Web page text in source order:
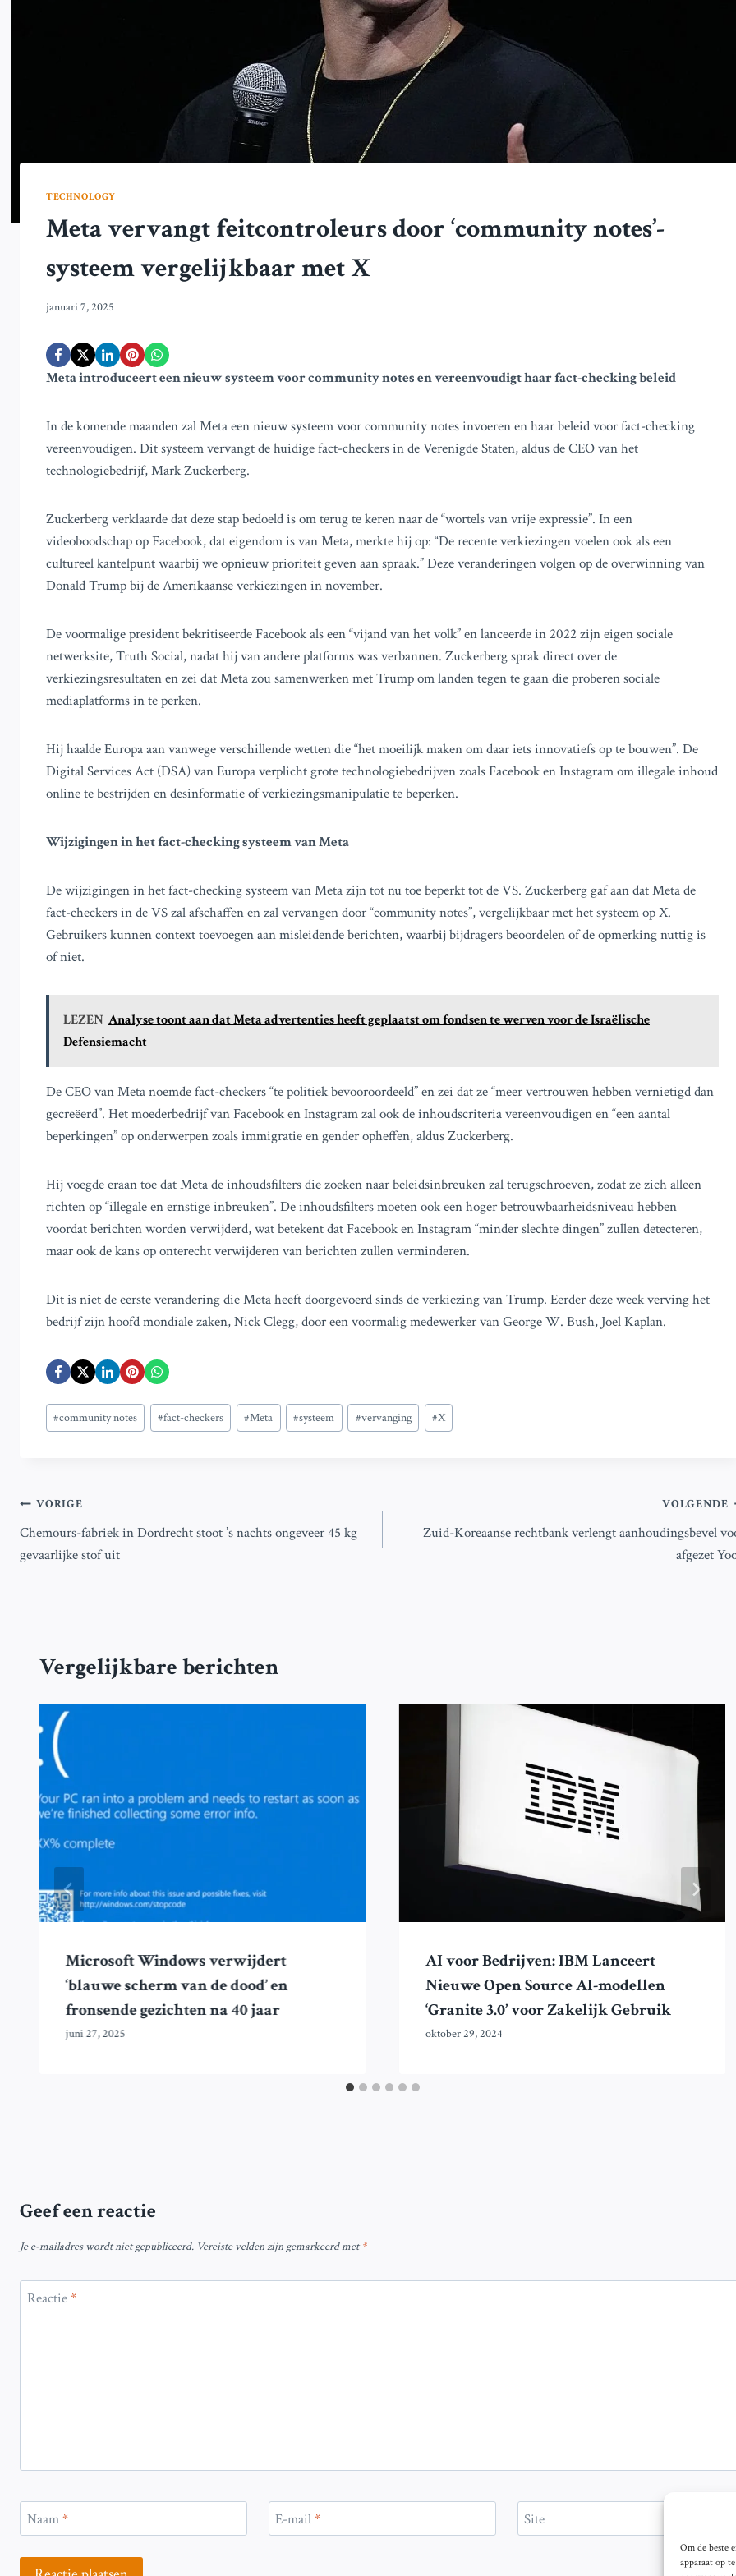
Om de beste
apparaat op
TECHNOLOGY
Meta vervangt feitcontroleurs door ‘community notes’-
systeem vergelijkbaar met X
januari 7, 2025
Meta introduceert een nieuw systeem voor community notes en vereenvoudigt haar fact-checking beleid
In de komende maanden zal Meta een nieuw systeem voor community notes invoeren en haar beleid voor fact-checking
vereenvoudigen. Dit systeem vervangt de huidige fact-checkers in de Verenigde Staten, aldus de CEO van het
technologiebedrijf, Mark Zuckerberg.
Zuckerberg verklaarde dat deze stap bedoeld is om terug te keren naar de “wortels van vrije expressie”. In een
videoboodschap op Facebook, dat eigendom is van Meta, merkte hij op: “De recente verkiezingen voelen ook als een
cultureel kantelpunt waarbij we opnieuw prioriteit geven aan spraak.” Deze veranderingen volgen op de overwinning van
Donald Trump bij de Amerikaanse verkiezingen in november.
De voormalige president bekritiseerde Facebook als een “vijand van het volk” en lanceerde in 2022 zijn eigen sociale
netwerksite, Truth Social, nadat hij van andere platforms was verbannen. Zuckerberg sprak direct over de
verkiezingsresultaten en zei dat Meta zou samenwerken met Trump om landen tegen te gaan die proberen sociale
mediaplatforms in te perken.
Hij haalde Europa aan vanwege verschillende wetten die “het moeilijk maken om daar iets innovatiefs op te bouwen”. De
Digital Services Act (DSA) van Europa verplicht grote technologiebedrijven zoals Facebook en Instagram om illegale inhoud
online te bestrijden en desinformatie of verkiezingsmanipulatie te beperken.
Wijzigingen in het fact-checking systeem van Meta
De wijzigingen in het fact-checking systeem van Meta zijn tot nu toe beperkt tot de VS. Zuckerberg gaf aan dat Meta de
fact-checkers in de VS zal afschaffen en zal vervangen door “community notes”, vergelijkbaar met het systeem op X.
Gebruikers kunnen context toevoegen aan misleidende berichten, waarbij bijdragers beoordelen of de opmerking nuttig is
of niet.
LEZEN Analyse toont aan dat Meta advertenties heeft geplaatst om fondsen te werven voor de Israëlische
Defensiemacht
De CEO van Meta noemde fact-checkers “te politiek bevooroordeeld” en zei dat ze “meer vertrouwen hebben vernietigd dan
gecreëerd”. Het moederbedrijf van Facebook en Instagram zal ook de inhoudscriteria vereenvoudigen en “een aantal
beperkingen” op onderwerpen zoals immigratie en gender opheffen, aldus Zuckerberg.
Hij voegde eraan toe dat Meta de inhoudsfilters die zoeken naar beleidsinbreuken zal terugschroeven, zodat ze zich alleen
richten op “illegale en ernstige inbreuken”. De inhoudsfilters moeten ook een hoger betrouwbaarheidsniveau hebben
voordat berichten worden verwijderd, wat betekent dat Facebook en Instagram “minder slechte dingen” zullen detecteren,
maar ook de kans op onterecht verwijderen van berichten zullen verminderen.
Dit is niet de eerste verandering die Meta heeft doorgevoerd sinds de verkiezing van Trump. Eerder deze week verving het
bedrijf zijn hoofd mondiale zaken, Nick Clegg, door een voormalig medewerker van George W. Bush, Joel Kaplan.
Bericht
tags:
#community notes #fact-checkers #Meta #systeem #vervanging #X
Bericht
navigatie
VORIGE
Chemours-fabriek in Dordrecht stoot ’s nachts ongeveer 45 kg
gevaarlijke stof uit
VOLGENDE
Zuid-Koreaanse rechtbank verlengt aanhoudingsbevel
afgezet
Vergelijkbare berichten
Microsoft Windows verwijdert
‘blauwe scherm van de dood’ en
fronsende gezichten na 40 jaar
juni 27, 2025
AI voor Bedrijven: IBM Lanceert
Nieuwe Open Source AI-modellen
‘Granite 3.0’ voor Zakelijk Gebruik
oktober 29, 2024
Geef een reactie
Je e-mailadres wordt niet gepubliceerd. Vereiste velden zijn gemarkeerd met*
Reactie*
Naam* E-mail* Site